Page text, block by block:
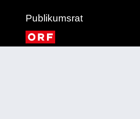
Publikumsrat